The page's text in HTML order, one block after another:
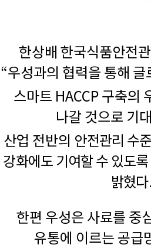
한상배 한국식품안전
“우성과의 협력을 통해
스마트 HACCP 구축의
나갈 것으로 기
산업 전반의 안전관리 수
강화에도 기여할 수 있도
밝혔다.
한편 우성은 사료를 중
유통에 이르는 공급